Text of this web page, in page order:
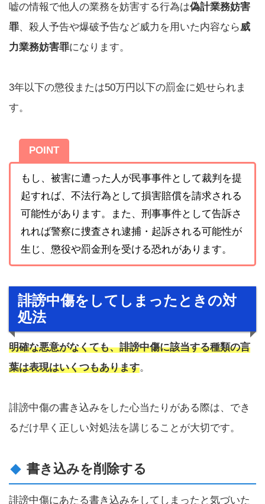
嘘の情報で他人の業務を妨害する行為は偽計業務妨害
罪、殺人予告や爆破予告など威力を用いた内容なら威
力業務妨害罪になります。
3年以下の懲役または50万円以下の罰金に処せられま
す。
POINT
もし、被害に遭った人が民事事件として裁判を提
起すれば、不法行為として損害賠償を請求される
可能性があります。また、刑事事件として告訴さ
れれば警察に捜査され逮捕・起訴される可能性が
生じ、懲役や罰金刑を受ける恐れがあります。
誹謗中傷をしてしまったときの対
処法
明確な悪意がなくても、誹謗中傷に該当する種類の言
葉は表現はいくつもあります。
誹謗中傷の書き込みをした心当たりがある際は、でき
るだけ早く正しい対処法を講じることが大切です。
書き込みを削除する
誹謗中傷にあたる書き込みをしてしまったと気づいた